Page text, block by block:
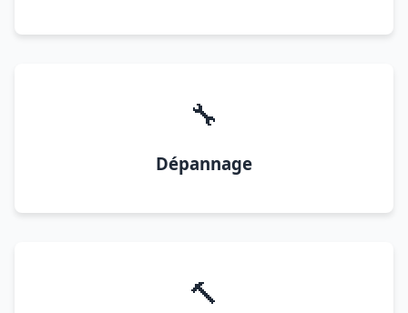
🔧
Dépannage
🔨